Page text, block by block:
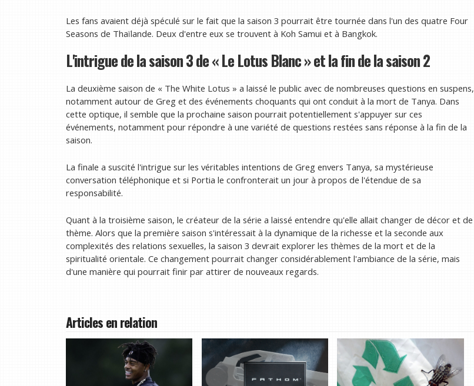
Les fans avaient déjà spéculé sur le fait que la saison 3 pourrait être tournée dans l'un des quatre Four
Seasons de Thaïlande. Deux d'entre eux se trouvent à Koh Samui et à Bangkok.
L'intrigue de la saison 3 de « Le Lotus Blanc » et la fin de la saison 2
La deuxième saison de « The White Lotus » a laissé le public avec de nombreuses questions en suspens,
notamment autour de Greg et des événements choquants qui ont conduit à la mort de Tanya. Dans
cette optique, il semble que la prochaine saison pourrait potentiellement s'appuyer sur ces
événements, notamment pour répondre à une variété de questions restées sans réponse à la fin de la
saison.
La finale a suscité l'intrigue sur les véritables intentions de Greg envers Tanya, sa mystérieuse
conversation téléphonique et si Portia le confronterait un jour à propos de l'étendue de sa
responsabilité.
Quant à la troisième saison, le créateur de la série a laissé entendre qu'elle allait changer de décor et de
thème. Alors que la première saison s'intéressait à la dynamique de la richesse et la seconde aux
complexités des relations sexuelles, la saison 3 devrait explorer les thèmes de la mort et de la
spiritualité orientale. Ce changement pourrait changer considérablement l'ambiance de la série, mais
d'une manière qui pourrait finir par attirer de nouveaux regards.
Articles en relation